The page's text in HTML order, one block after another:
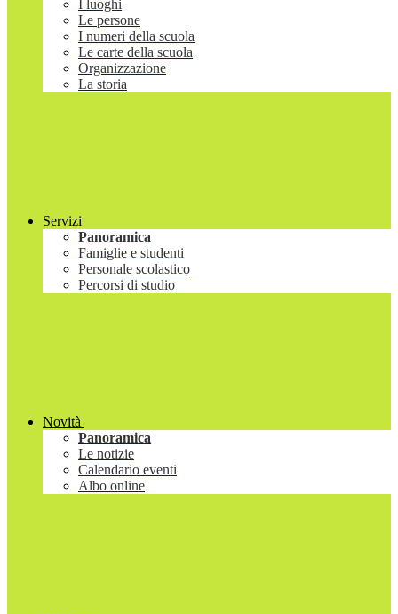
I luoghi
Le persone
I numeri della scuola
Le carte della scuola
Organizzazione
La storia
Servizi
Panoramica
Famiglie e studenti
Personale scolastico
Percorsi di studio
Novità
Panoramica
Le notizie
Calendario eventi
Albo online